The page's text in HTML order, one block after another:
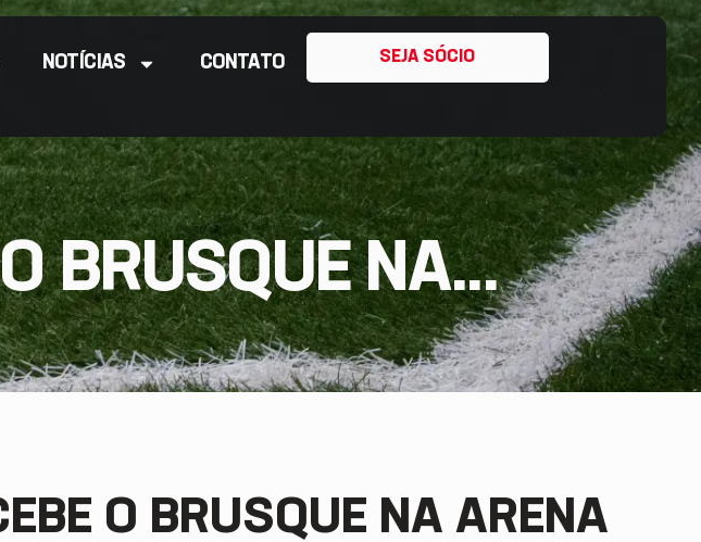
NOTÍCIAS CONTATO SEJA SÓCIO
BRUSQUE NA...
O BRUSQUE NA ARENA